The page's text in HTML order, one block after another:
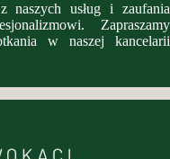
naszych usług i zaufania
Zapraszamy
w naszej kancelarii